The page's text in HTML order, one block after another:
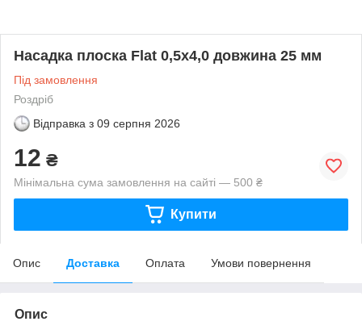
Насадка плоска Flat 0,5х4,0 довжина 25 мм
Під замовлення
Роздріб
Відправка з 09 серпня 2026
12 ₴
Мінімальна сума замовлення на сайті — 500 ₴
Купити
Опис Доставка Оплата Умови повернення
Опис